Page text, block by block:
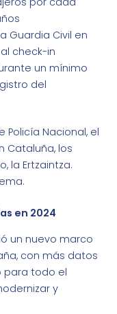
Guardia Civil en
check-in
un mínimo
del
Policía Nacional, el
Cataluña, los
la Ertzaintza.
en 2024
un nuevo marco
con más datos
para todo el
y